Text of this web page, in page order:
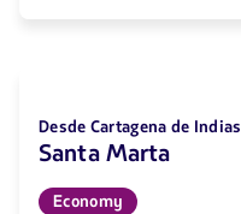
Desde Cartagena de Indias
Santa Marta
Economy